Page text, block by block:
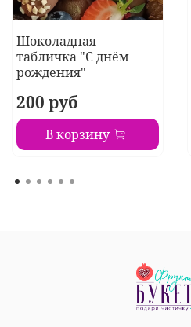
Шоколадная
табличка "С днём
рождения"
200 руб
В корзину